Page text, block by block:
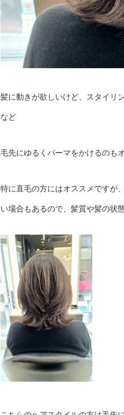
髪に動きが欲しいけど、スタイリ
など
毛先にゆるくパーマをかけるのも
特に直毛の方にはオススメですが
い場合もあるので、髪質や髪の状